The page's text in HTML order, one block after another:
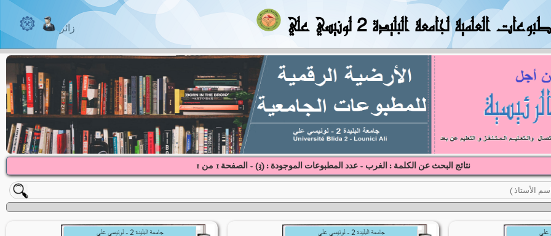
العلمية لجامعة البليدة 2 لونيسي علي زائر
نتائج البحث عن الكلمة : الغرب - عدد المطبوعات الموجودة : (3) - الصفحة 1 من 1